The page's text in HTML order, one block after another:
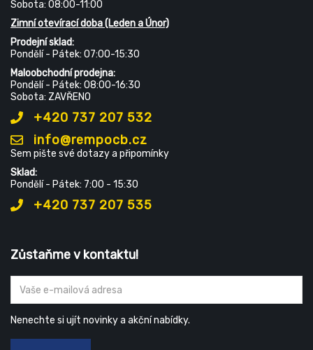
Sobota: 08:00-11:00
Zimní otevírací doba (Leden a Únor)
Prodejní sklad:
Pondělí - Pátek: 07:00-15:30
Maloobchodní prodejna:
Pondělí - Pátek: 08:00-16:30
Sobota: ZAVŘENO
+420 737 207 532
info@rempocb.cz
Sem pište své dotazy a připomínky
Sklad:
Pondělí - Pátek: 7:00 - 15:30
+420 737 207 535
Zůstaňme v kontaktu!
Nenechte si ujít novinky a akční nabídky.